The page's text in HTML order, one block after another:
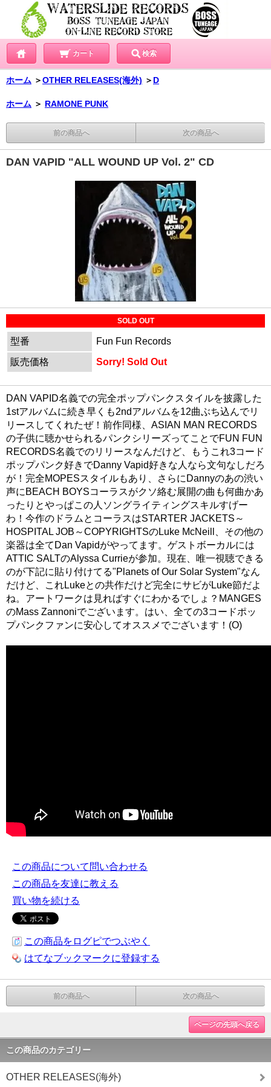
カート 検索
ホーム ＞OTHER RELEASES(海外) ＞ D
ホーム ＞ RAMONE PUNK
前の商品へ 次の商品へ
DAN VAPID "ALL WOUND UP Vol. 2" CD
SOLD OUT
型番
Fun Fun Records
販売価格
Sorry! Sold Out
DAN VAPID名義での完全ポップパンクスタイルを披露した
1stアルバムに続き早くも2ndアルバムを12曲ぶち込んでリ
リースしてくれたぜ！前作同様、ASIAN MAN RECORDS
の子供に聴かせられるパンクシリーズってことでFUN FUN
RECORDS名義でのリリースなんだけど、もうこれ3コード
ポップパンク好きでDanny Vapid好きな人なら文句なしだろ
が！完全MOPESスタイルもあり、さらにDannyのあの渋い
声にBEACH BOYSコーラスがクソ絡む展開の曲も何曲かあ
ったりとやっぱこの人ソングライティングスキルすげー
わ！今作のドラムとコーラスはSTARTER JACKETS～
HOSPITAL JOB～COPYRIGHTSのLuke McNeill、その他の
楽器は全てDan Vapidがやってます。ゲストボーカルには
ATTIC SALTのAlyssa Currieが参加。現在、唯一視聴できる
のが下記に貼り付けてる"Planets of Our Solar System"なん
だけど、これLukeとの共作だけど完全にサビがLuke節だよ
ね。アートワークは見ればすぐにわかるでしょ？MANGES
のMass Zannoniでございます。はい、全ての3コードポッ
プパンクファンに安心してオススメでございます！(O)
この商品について問い合わせる
この商品を友達に教える
買い物を続ける
この商品をログピでつぶやく
はてなブックマークに登録する
前の商品へ 次の商品へ
ページの先頭へ戻る
この商品のカテゴリー
OTHER RELEASES(海外)